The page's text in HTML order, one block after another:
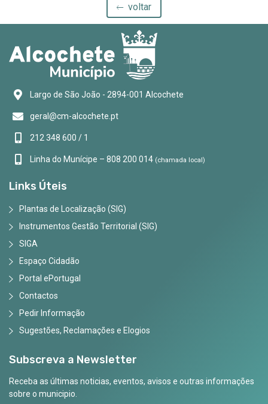
voltar
Largo de São João - 2894-001 Alcochete
geral@cm-alcochete.pt
212 348 600 / 1
Linha do Munícipe – 808 200 014 (chamada local)
Links Úteis
Plantas de Localização (SIG)
Instrumentos Gestão Territorial (SIG)
SIGA
Espaço Cidadão
Portal ePortugal
Contactos
Pedir Informação
Sugestões, Reclamações e Elogios
Subscreva a Newsletter
Receba as últimas noticias, eventos, avisos e outras informações
sobre o municipio.